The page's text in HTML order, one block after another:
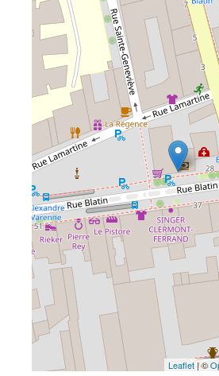
Leaflet| ©